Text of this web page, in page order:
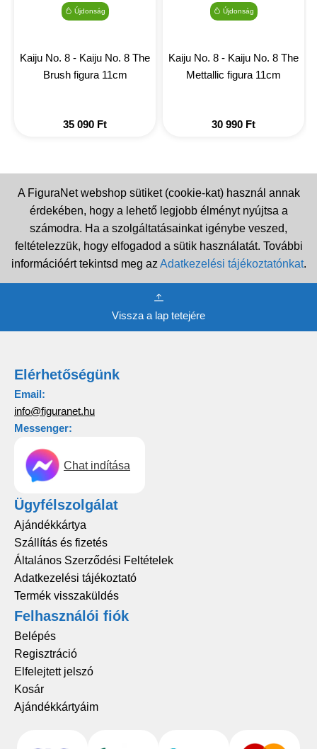
Újdonság
Kaiju No. 8 - Kaiju No. 8 The
Brush figura 11cm
35 090 Ft
Újdonság
Kaiju No. 8 - Kaiju No. 8 The
Mettallic figura 11cm
30 990 Ft
A FiguraNet webshop sütiket (cookie-kat) használ annak
érdekében, hogy a lehető legjobb élményt nyújtsa a
számodra. Ha a szolgáltatásainkat igénybe veszed,
feltételezzük, hogy elfogadod a sütik használatát. További
információért tekintsd meg az Adatkezelési tájékoztatónkat.
Vissza a lap tetejére
Elérhetőségünk
Email:
info@figuranet.hu
Messenger:
Chat indítása
Ügyfélszolgálat
Ajándékkártya
Szállítás és fizetés
Általános Szerződési Feltételek
Adatkezelési tájékoztató
Termék visszaküldés
Felhasználói fiók
Belépés
Regisztráció
Elfelejtett jelszó
Kosár
Ajándékkártyáim